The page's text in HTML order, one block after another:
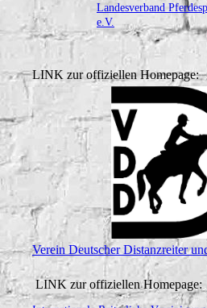
Landesverband
e.V.
LINK zur offiziellen Homepage:
Verein Deutscher Distanzreiter
LINK zur offiziellen Homepage: